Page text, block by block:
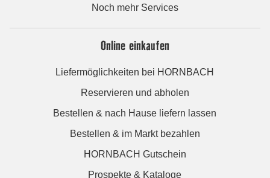
Noch mehr Services
Online einkaufen
Liefermöglichkeiten bei HORNBACH
Reservieren und abholen
Bestellen & nach Hause liefern lassen
Bestellen & im Markt bezahlen
HORNBACH Gutschein
Prospekte & Kataloge